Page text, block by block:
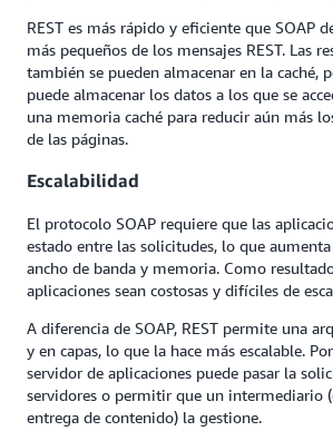
REST es más rápido y eficiente que SOAP
más pequeños de los mensajes REST. Las
también se pueden almacenar en la caché,
puede almacenar los datos a los que se
una memoria caché para reducir aún más
de las páginas.
Escalabilidad
El protocolo SOAP requiere que las
estado entre las solicitudes, lo que
ancho de banda y memoria. Como
aplicaciones sean costosas y difíciles de
A diferencia de SOAP, REST permite una
y en capas, lo que la hace más escalable.
servidor de aplicaciones puede pasar la
servidores o permitir que un intermediario
entrega de contenido) la gestione.